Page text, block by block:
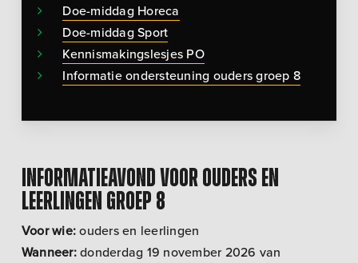
Doe-middag Horeca
Doe-middag Sport
Kennismakingslesjes PO
Informatie ondersteuning ouders groep 8
Informatieavond voor ouders en
leerlingen groep 8
Voor wie:ouders en leerlingen
Wanneer:donderdag 19 november 2026 van